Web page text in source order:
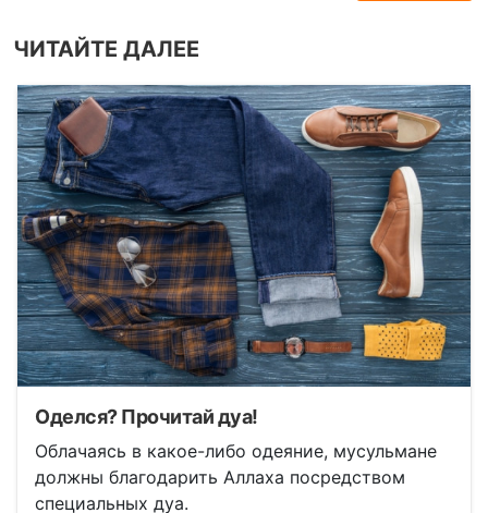
ЧИТАЙТЕ ДАЛЕЕ
Оделся? Прочитай дуа!
Облачаясь в какое-либо одеяние, мусульмане
должны благодарить Аллаха посредством
специальных дуа.